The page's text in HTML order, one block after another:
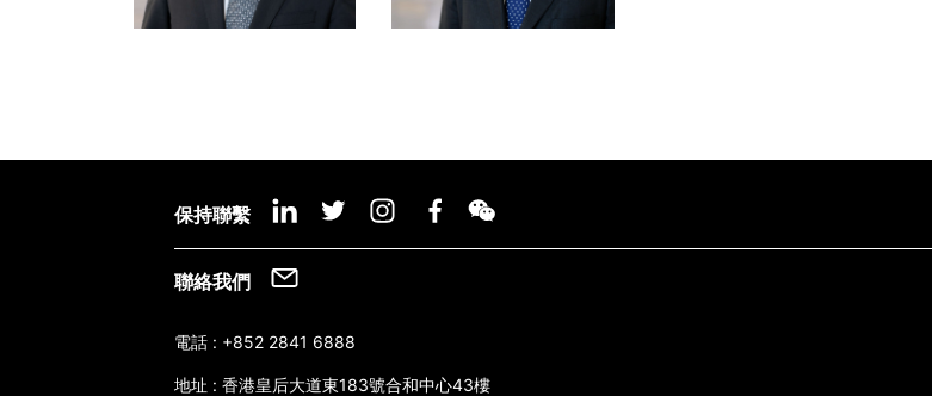
保持聯繫
聯絡我們
電話 : +852 2841 6888
地址 :香港皇后大道東183號合和中心43樓